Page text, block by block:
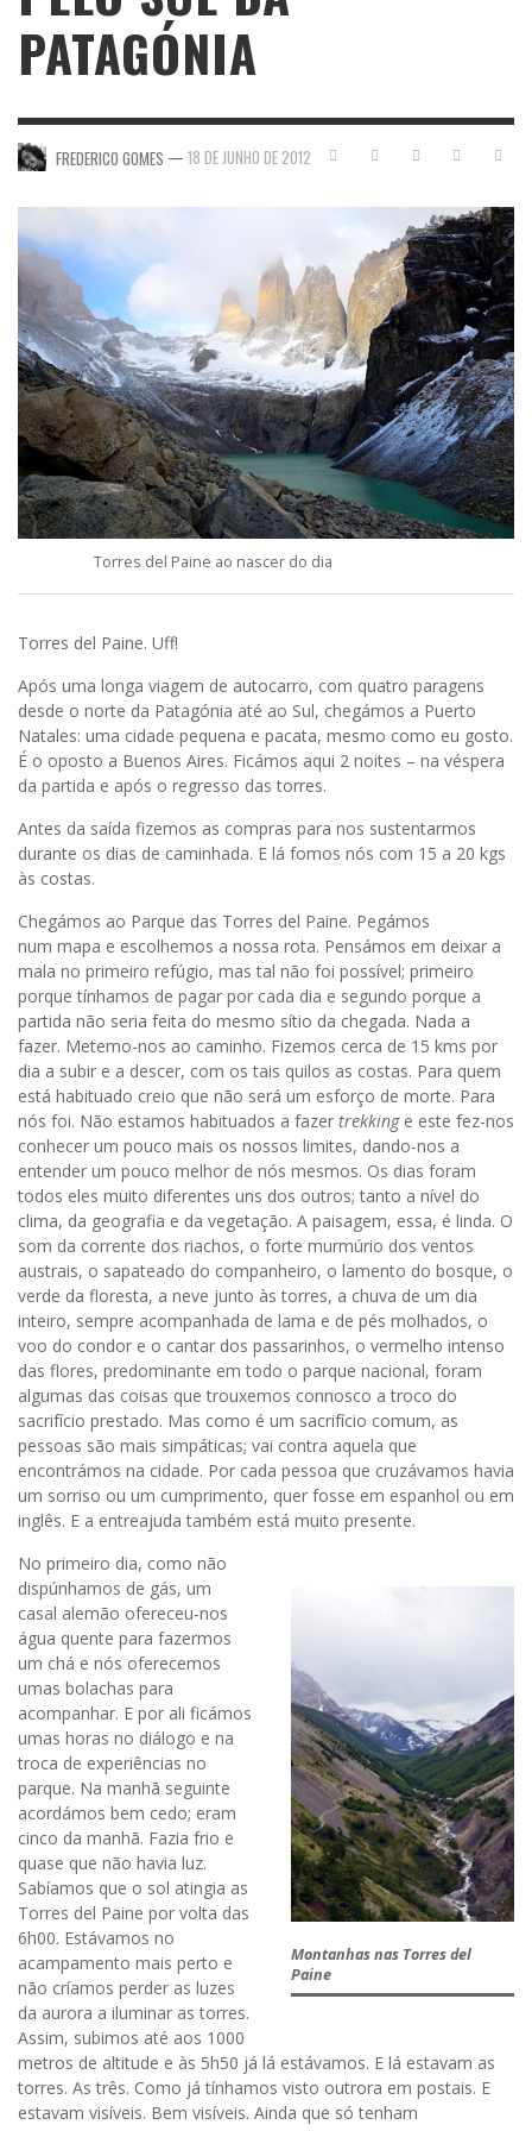
PATAGÓNIA
FREDERICO GOMES — 18 DE JUNHO DE 2012
Torres del Paine ao nascer do dia
Torres del Paine. Uff!
Após uma longa viagem de autocarro, com quatro paragens
desde o norte da Patagónia até ao Sul, chegámos a Puerto
Natales: uma cidade pequena e pacata, mesmo como eu gosto.
É o oposto a Buenos Aires. Ficámos aqui 2 noites – na véspera
da partida e após o regresso das torres.
Antes da saída fizemos as compras para nos sustentarmos
durante os dias de caminhada. E lá fomos nós com 15 a 20 kgs
às costas.
Chegámos ao Parque das Torres del Paine. Pegámos
num mapa e escolhemos a nossa rota. Pensámos em deixar a
mala no primeiro refúgio, mas tal não foi possível; primeiro
porque tínhamos de pagar por cada dia e segundo porque a
partida não seria feita do mesmo sítio da chegada. Nada a
fazer. Metemo-nos ao caminho. Fizemos cerca de 15 kms por
dia a subir e a descer, com os tais quilos as costas. Para quem
está habituado creio que não será um esforço de morte. Para
nós foi. Não estamos habituados a fazer trekkinge este fez-nos
conhecer um pouco mais os nossos limites, dando-nos a
entender um pouco melhor de nós mesmos. Os dias foram
todos eles muito diferentes uns dos outros; tanto a nível do
clima, da geografia e da vegetação. A paisagem, essa, é linda. O
som da corrente dos riachos, o forte murmúrio dos ventos
austrais, o sapateado do companheiro, o lamento do bosque, o
verde da floresta, a neve junto às torres, a chuva de um dia
inteiro, sempre acompanhada de lama e de pés molhados, o
voo do condor e o cantar dos passarinhos, o vermelho intenso
das flores, predominante em todo o parque nacional, foram
algumas das coisas que trouxemos connosco a troco do
sacrifício prestado. Mas como é um sacrifício comum, as
pessoas são mais simpáticas; vai contra aquela que
encontrámos na cidade. Por cada pessoa que cruzávamos havia
um sorriso ou um cumprimento, quer fosse em espanhol ou em
inglês. E a entreajuda também está muito presente.
Montanhas nas Torres del
Paine
No primeiro dia, como não
dispúnhamos de gás, um
casal alemão ofereceu-nos
água quente para fazermos
um chá e nós oferecemos
umas bolachas para
acompanhar. E por ali ficámos
umas horas no diálogo e na
troca de experiências no
parque. Na manhã seguinte
acordámos bem cedo; eram
cinco da manhã. Fazia frio e
quase que não havia luz.
Sabíamos que o sol atingia as
Torres del Paine por volta das
6h00. Estávamos no
acampamento mais perto e
não críamos perder as luzes
da aurora a iluminar as torres.
Assim, subimos até aos 1000
metros de altitude e às 5h50 já lá estávamos. E lá estavam as
torres. As três. Como já tínhamos visto outrora em postais. E
estavam visíveis. Bem visíveis. Ainda que só tenham